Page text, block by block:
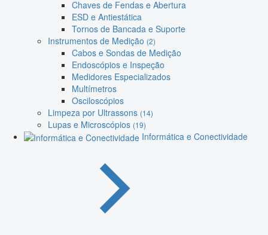
Chaves de Fendas e Abertura
ESD e Antiestática
Tornos de Bancada e Suporte
Instrumentos de Medição (2)
Cabos e Sondas de Medição
Endoscópios e Inspeção
Medidores Especializados
Multímetros
Osciloscópios
Limpeza por Ultrassons (14)
Lupas e Microscópios (19)
Informática e Conectividade